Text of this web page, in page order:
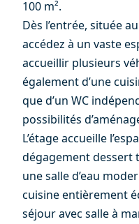
100 m².
Dès l’entrée, située
accédez à un vaste
accueillir plusieurs
également d’une
que d’un WC
possibilités
L’étage accueille
dégagement dessert
une salle d’eau
cuisine entièrement
séjour avec salle à